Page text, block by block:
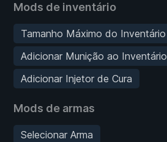
Mods de inventário
Tamanho Máximo do Inventário
Adicionar Munição ao Inventário
Adicionar Injetor de Cura
Mods de armas
Selecionar Arma